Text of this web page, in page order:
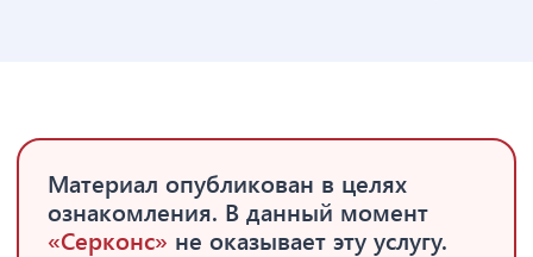
Материал опубликован в целях
ознакомления. В данный момент
«Серконс» не оказывает эту услугу.